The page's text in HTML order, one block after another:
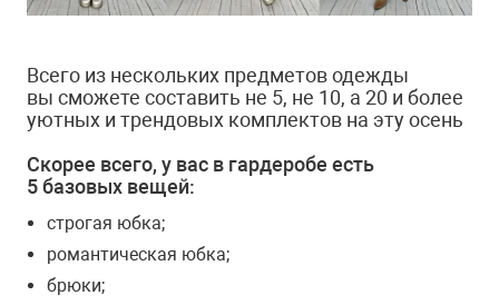
Всего из нескольких предметов одежды
вы сможете составить не 5, не 10, а 20 и более
уютных и трендовых комплектов на эту осень
Скорее всего, у вас в гардеробе есть
5 базовых вещей:
строгая юбка;
романтическая юбка;
брюки;